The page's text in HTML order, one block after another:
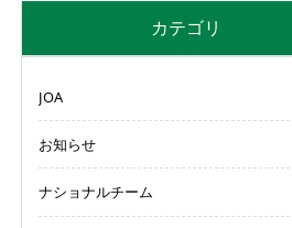
カテゴリ
JOA
お知らせ
ナショナルチーム